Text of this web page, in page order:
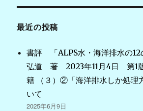
ゲ
ー
シ
ョ
ン
最近の投稿
書評 「ALPS水・海洋排水の12
弘道 著 2023年11月4日 第1
籍 （３）②「海洋排水しか処理
いて
2025年6月9日